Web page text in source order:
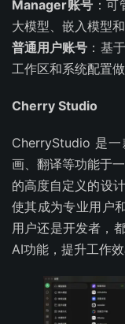
Manager账号 ：
大模型、嵌入模型和
普通用户账号 ：基
工作区和系统配置做
Cherry Studio
CherryStudio 是
画、翻译等功能于
的高度自定义的设
使其成为专业用户
用户还是开发者，
AI功能，提升工作效